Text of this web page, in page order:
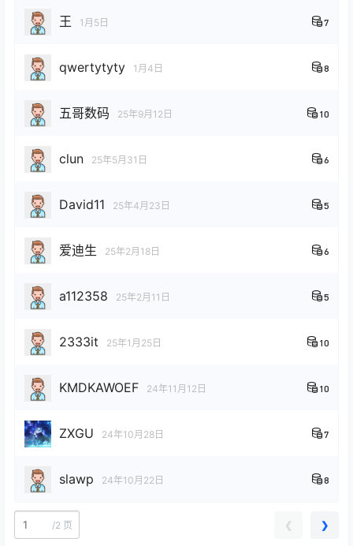
王 1月5日 7
qwertytyty 1月4日 8
五哥数码 25年9月12日 10
clun 25年5月31日 6
David11 25年4月23日 5
爱迪生 25年2月18日 6
a112358 25年2月11日 5
2333it 25年1月25日 10
KMDKAWOEF 24年11月12日 10
ZXGU 24年10月28日 7
slawp 24年10月22日 8
/2 页 ❮ ❯